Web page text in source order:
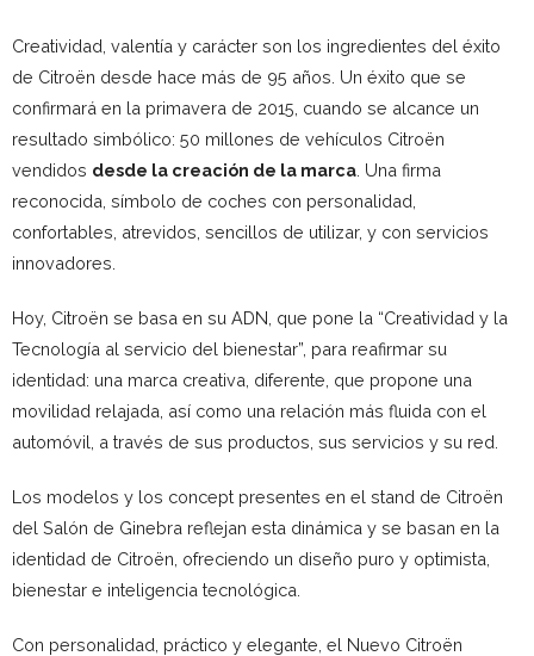
Creatividad, valentía y carácter son los ingredientes del éxito
de Citroën desde hace más de 95 años. Un éxito que se
confirmará en la primavera de 2015, cuando se alcance un
resultado simbólico: 50 millones de vehículos Citroën
vendidos desde la creación de la marca . Una firma
reconocida, símbolo de coches con personalidad,
confortables, atrevidos, sencillos de utilizar, y con servicios
innovadores.
Hoy, Citroën se basa en su ADN, que pone la “Creatividad y la
Tecnología al servicio del bienestar”, para reafirmar su
identidad: una marca creativa, diferente, que propone una
movilidad relajada, así como una relación más fluida con el
automóvil, a través de sus productos, sus servicios y su red.
Los modelos y los concept presentes en el stand de Citroën
del Salón de Ginebra reflejan esta dinámica y se basan en la
identidad de Citroën, ofreciendo un diseño puro y optimista,
bienestar e inteligencia tecnológica.
Con personalidad, práctico y elegante, el Nuevo Citroën